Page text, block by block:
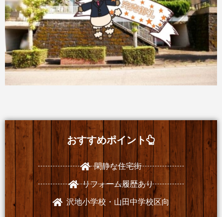
おすすめポイント
閑静な住宅街
リフォーム履歴あり
沢地小学校・山田中学校区向